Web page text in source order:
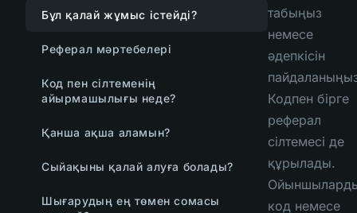
Бұл қалай жұмыс істейді?
Реферал мәртебелері
Код пен сілтеменің
айырмашылығы неде?
Қанша ақша аламын?
Сыйақыны қалай алуға болады?
Шығарудың ең төмен сомасы
табыңыз
немесе
әдепкісін
Кодпен бірге
реферал
сілтемесі де
құрылады.
код немесе